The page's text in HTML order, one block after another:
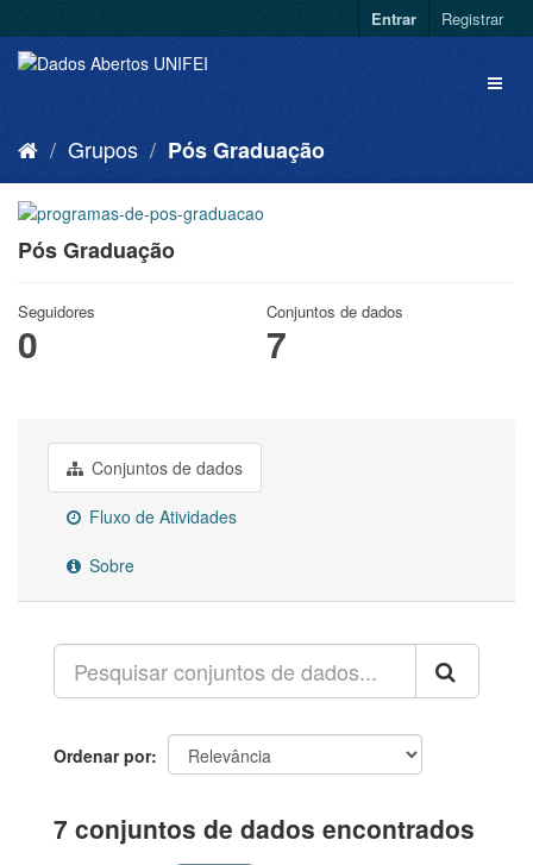
Entrar Registrar
Grupos Pós Graduação
Pós Graduação
Seguidores
0
Conjuntos de dados
7
Conjuntos de dados
Fluxo de Atividades
Sobre
Ordenar por
7 conjuntos de dados encontrados